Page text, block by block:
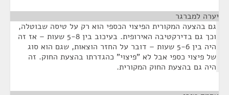
יערה למברגר
גם בהצעה המקורית הפיצוי הכספי הוא רק על טיסה שבוטלה,
וכך גם בדירקטיבה האירופית. בעיכוב בין 5-8 שעות – אז זה
היה בין 5-6 שעות – דובר על החזר הוצאות, שגם הוא סוג
של פיצוי כספי אבל לא "פיצוי" כהגדרתו בהצעת החוק. זה
היה גם בהצעת החוק המקורית.